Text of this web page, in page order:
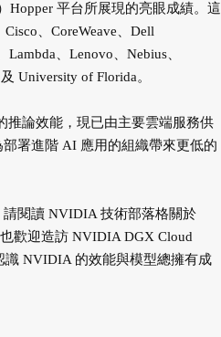
Hopper 平台所展現的亮眼成績。這
、CoreWeave、Dell
、Lenovo、Nebius、
University of Florida。
論效能，現已由主要雲端服務供
署進階 AI 應用的組織帶來更低的
閱讀 NVIDIA 技術部落格關於
歡迎造訪 NVIDIA DGX Cloud
識 NVIDIA 的效能與模型總擁有成